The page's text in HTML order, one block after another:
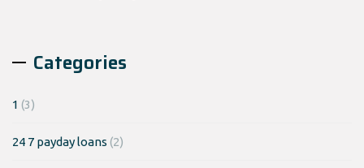
Categories
1 (3)
24 7 payday loans (2)